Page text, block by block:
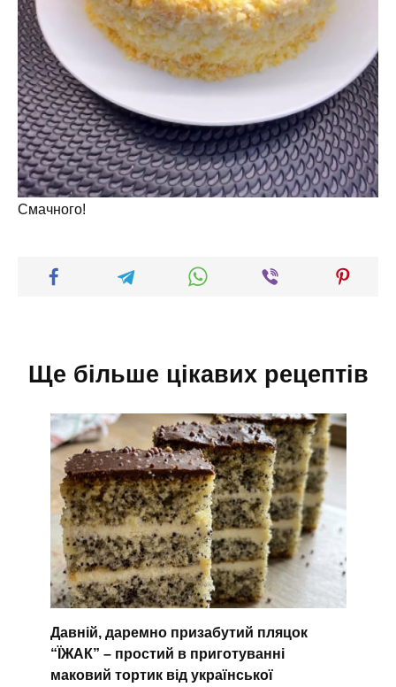
Смачного!
Ще більше цікавих рецептів
Давній, даремно призабутий пляцок
“ЇЖАК” – простий в приготуванні
маковий тортик від української